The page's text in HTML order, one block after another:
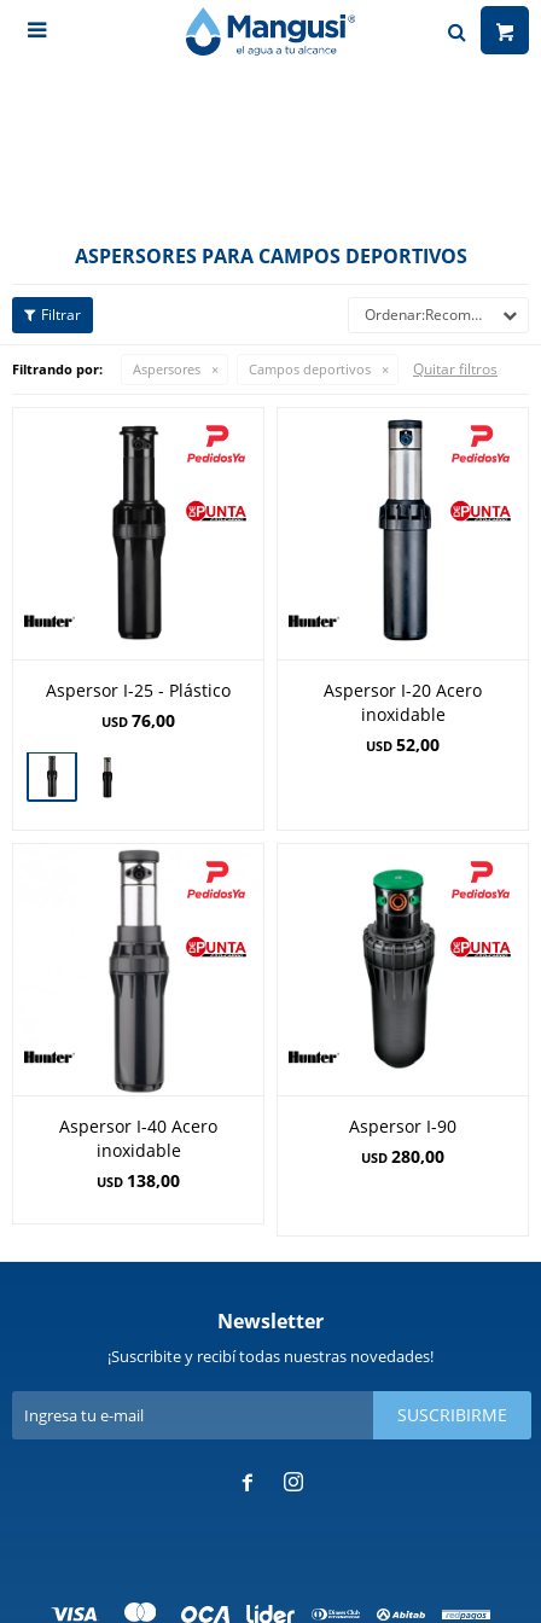

ASPERSORES PARA CAMPOS DEPORTIVOS
Recomendados
Filtrando por: Aspersores Campos deportivos Quitar filtros
Aspersor I-25 - Plástico
USD 76,00
Aspersor I-20 Acero
inoxidable
USD 52,00
Aspersor I-40 Acero
inoxidable
USD 138,00
Aspersor I-90
USD 280,00
Newsletter
¡Suscribite y recibí todas nuestras novedades!
SUSCRIBIRME
 